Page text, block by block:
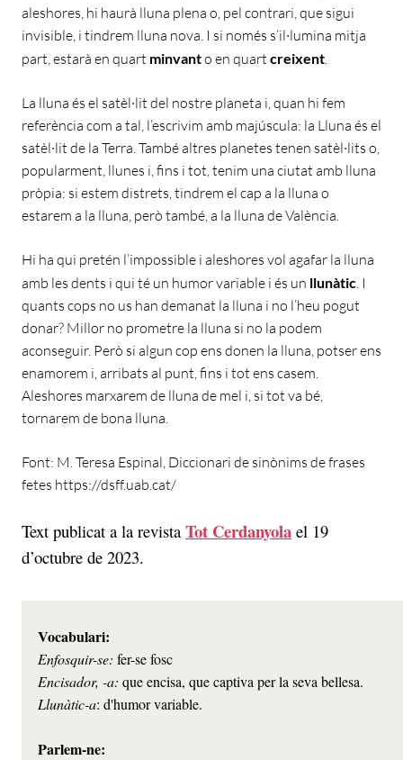
aleshores, hi haurà lluna plena o, pel contrari, que sigui
invisible, i tindrem lluna nova. I si només s’il·lumina mitja
part, estarà en quart minvanto en quart creixent
La lluna és el satèl·lit del nostre planeta i, quan hi fem
referència com a tal, l’escrivim amb majúscula: la Lluna és el
satèl·lit de la Terra. També altres planetes tenen satèl·lits o,
popularment, llunes i, fins i tot, tenim una ciutat amb lluna
pròpia: si estem distrets, tindrem el cap a la lluna o
estarem a la lluna, però també, a la lluna de València.
Hi ha qui pretén l’impossible i aleshores vol agafar la lluna
amb les dents i qui té un humor variable i és un llunàtic . I
quants cops no us han demanat la lluna i no l’heu pogut
donar? Millor no prometre la lluna si no la podem
aconseguir. Però si algun cop ens donen la lluna, potser ens
enamorem i, arribats al punt, fins i tot ens casem.
Aleshores marxarem de lluna de mel i, si tot va bé,
tornarem de bona lluna.
Font: M. Teresa Espinal, Diccionari de sinònims de frases
fetes https://dsff.uab.cat/
Text publicat a la revista Tot Cerdanyola el 19
d’octubre de 2023.
Enfosquir-se:
Encisador, -a:
Llunàtic-a: d'humor variable.
Parlem-ne: